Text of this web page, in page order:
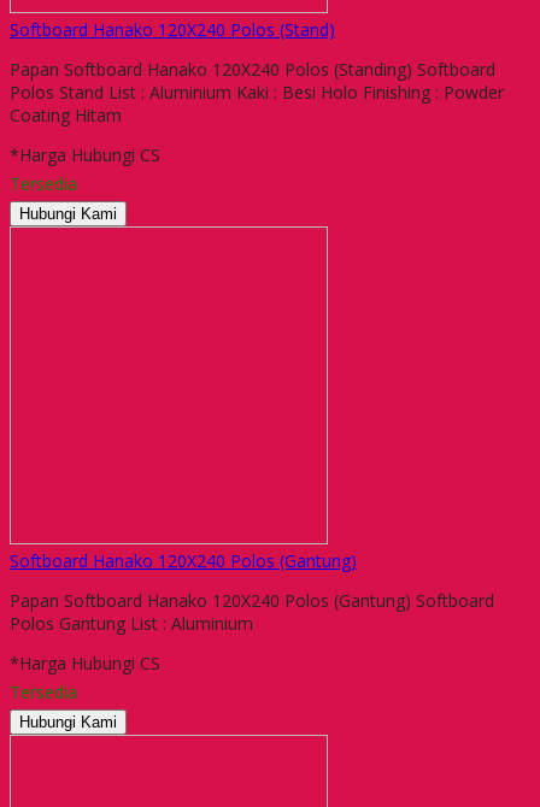
Softboard Hanako 120X240 Polos (Stand)
Papan Softboard Hanako 120X240 Polos (Standing) Softboard
Polos Stand List : Aluminium Kaki : Besi Holo Finishing : Powder
Coating Hitam
*Harga Hubungi CS
Tersedia
Hubungi Kami
Softboard Hanako 120X240 Polos (Gantung)
Papan Softboard Hanako 120X240 Polos (Gantung) Softboard
Polos Gantung List : Aluminium
*Harga Hubungi CS
Tersedia
Hubungi Kami